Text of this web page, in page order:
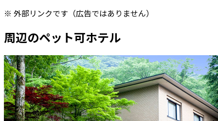
※ 外部リンクです（広告ではありません）
周辺のペット可ホテル